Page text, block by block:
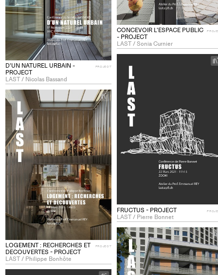
CONCEVOIR L'ESPACE PUBLIC
- PROJECT
LAST / Sonia Curnier
D'UN NATUREL URBAIN -
PROJECT
LAST / Nicolas Bassand
PROJECT
FRUCTUS - PROJECT
LAST / Pierre Bonnet
+
LOGEMENT : RECHERCHES ET
DECOUVERTES - PROJECT
LAST / Philippe Bonhôte
PROJECT
+
Add
project
to
collections
+
+